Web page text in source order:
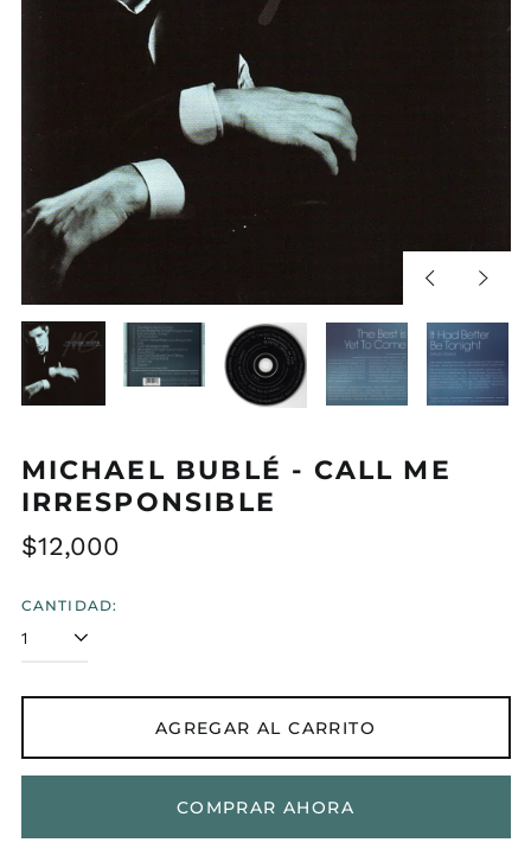
Diapositiva
MICHAEL BUBLÉ - CALL ME
IRRESPONSIBLE
Precio
$12,000
CANTIDAD:
AGREGAR AL CARRITO
COMPRAR AHORA